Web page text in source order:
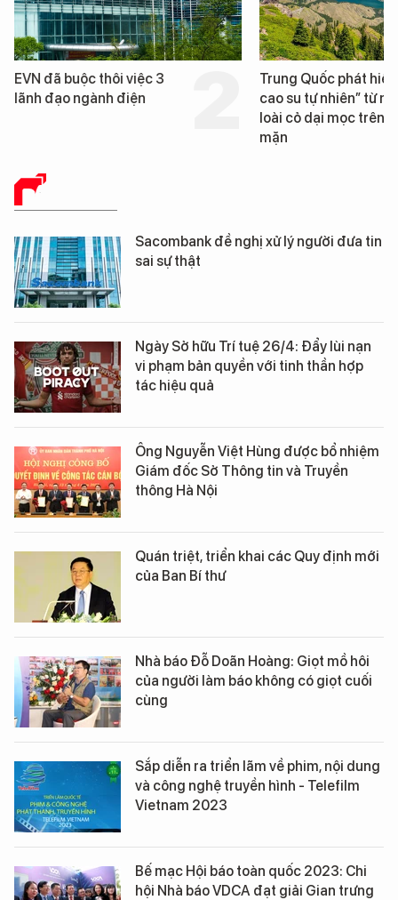
việc 3
điện
Trung Quốc phát hiện “mỏ
cao su tự nhiên” từ một
loài cỏ dại mọc trên đất
BÁO CHÍ SỐ
Sacombank đề nghị xử lý người đưa tin
sai sự thật
Ngày Sở hữu Trí tuệ 26/4: Đẩy lùi nạn
vi phạm bản quyền với tinh thần hợp
tác hiệu quả
Ông Nguyễn Việt Hùng được bổ nhiệm
Giám đốc Sở Thông tin và Truyền
thông Hà Nội
Quán triệt, triển khai các Quy định mới
của Ban Bí thư
Nhà báo Đỗ Doãn Hoàng: Giọt mồ hôi
của người làm báo không có giọt cuối
cùng
Sắp diễn ra triển lãm về phim, nội dung
và công nghệ truyền hình - Telefilm
Vietnam 2023
Bế mạc Hội báo toàn quốc 2023: Chi
hội Nhà báo VDCA đạt giải Gian trưng